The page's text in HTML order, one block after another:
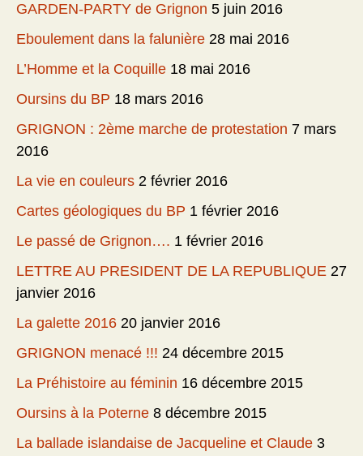
GARDEN-PARTY de Grignon 5 juin 2016
Eboulement dans la falunière 28 mai 2016
L’Homme et la Coquille 18 mai 2016
Oursins du BP 18 mars 2016
GRIGNON : 2ème marche de protestation 7 mars
2016
La vie en couleurs 2 février 2016
Cartes géologiques du BP 1 février 2016
Le passé de Grignon…. 1 février 2016
LETTRE AU PRESIDENT DE LA REPUBLIQUE 27
janvier 2016
La galette 2016 20 janvier 2016
GRIGNON menacé !!! 24 décembre 2015
La Préhistoire au féminin 16 décembre 2015
Oursins à la Poterne 8 décembre 2015
La ballade islandaise de Jacqueline et Claude 3